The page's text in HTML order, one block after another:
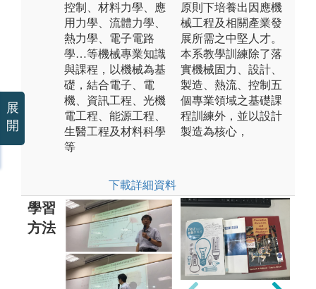
控制、材料力學、應
用力學、流體力學、
熱力學、電子電路
學…等機械專業知識
與課程，以機械為基
礎，結合電子、電
機、資訊工程、光機
電工程、能源工程、
生醫工程及材料科學
等
下載詳細資料
原則下培養出因應機
械工程及相關產業發
展所需之中堅人才。
本系教學訓練除了落
實機械固力、設計、
製造、熱流、控制五
個專業領域之基礎課
程訓練外，並以設計
製造為核心，
學習
方法
展
開